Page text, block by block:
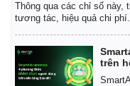
Thông qua các chỉ số này,
tương tác, hiệu quả chi phí.
trên